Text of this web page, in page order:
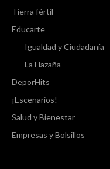
Tierra fértil
Educarte
Igualdad y Ciudadanía
La Hazaña
DeporHits
¡Escenarios!
Salud y Bienestar
Empresas y Bolsillos